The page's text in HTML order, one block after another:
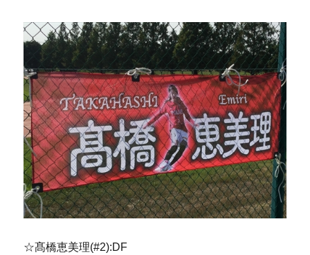
☆髙橋恵美理(#2):DF